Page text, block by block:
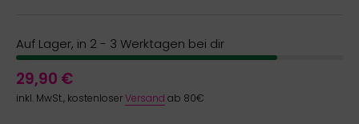
Auf Lager, in 2 - 3 Werktagen bei dir
29,90 €
inkl. MwSt., kostenloserVersand ab 80€